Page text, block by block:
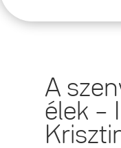
A
élek –